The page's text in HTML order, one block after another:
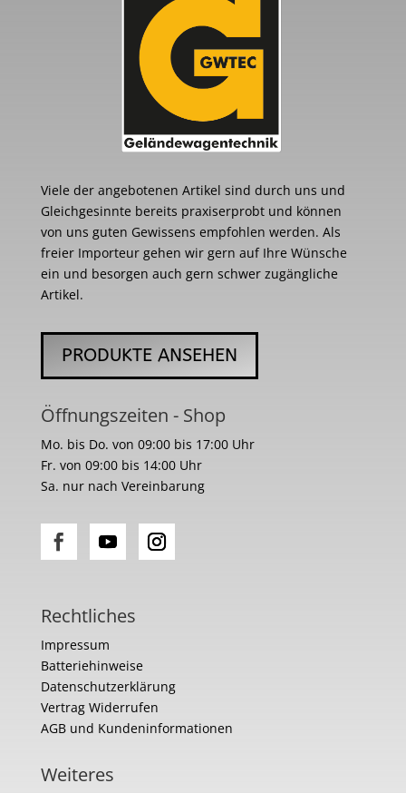
Viele der angebotenen Artikel sind durch uns und
Gleichgesinnte bereits praxiserprobt und können
von uns guten Gewissens empfohlen werden. Als
freier Importeur gehen wir gern auf Ihre Wünsche
ein und besorgen auch gern schwer zugängliche
Artikel.
PRODUKTE ANSEHEN
Öffnungszeiten - Shop
Mo. bis Do. von 09:00 bis 17:00 Uhr
Fr. von 09:00 bis 14:00 Uhr
Sa. nur nach Vereinbarung
Rechtliches
Impressum
Batteriehinweise
Datenschutzerklärung
Vertrag Widerrufen
AGB und Kundeninformationen
Weiteres